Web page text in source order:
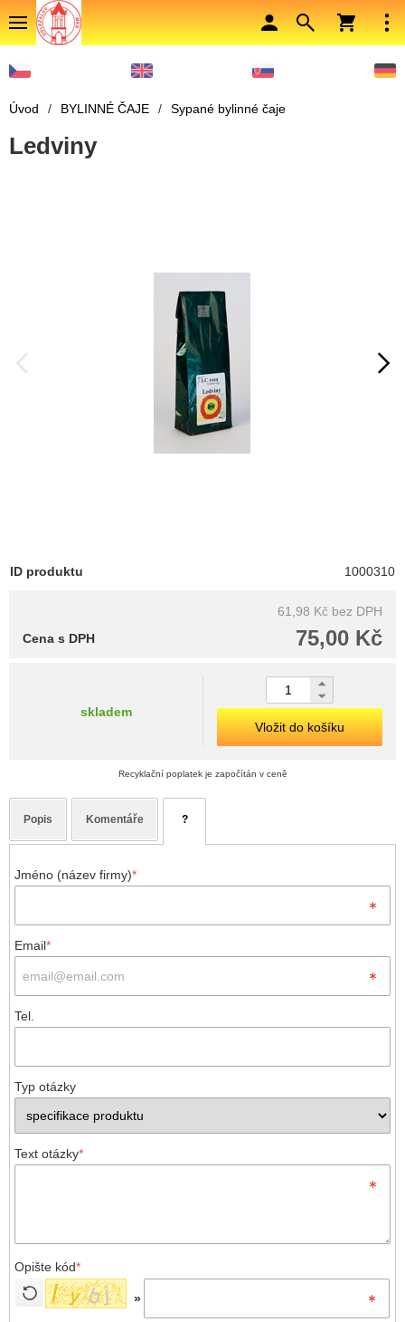
Úvod / BYLINNÉ ČAJE / Sypané bylinné čaje
Ledviny
ID produktu 1000310
61,98 Kč bez DPH
75,00 Kč
Cena s DPH
skladem
Vložit do košíku
Recyklační poplatek je započítán v ceně
Popis Komentáře ?
Jméno (název firmy)*
Email*
Tel.
Typ otázky
Text otázky*
Opište kód*
»